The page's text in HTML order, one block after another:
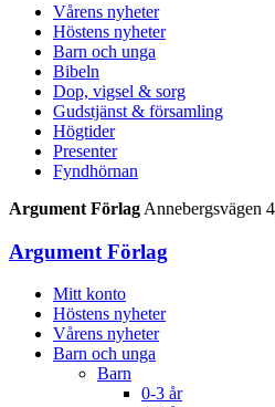
Vårens nyheter
Höstens nyheter
Barn och unga
Bibeln
Dop, vigsel & sorg
Gudstjänst & församling
Högtider
Presenter
Fyndhörnan
Argument Förlag
Argument Förlag
Mitt konto
Höstens nyheter
Vårens nyheter
Barn och unga
Barn
0-3 år